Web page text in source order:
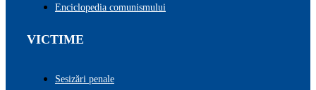
Enciclopedia comunismului
VICTIME
Sesizări penale